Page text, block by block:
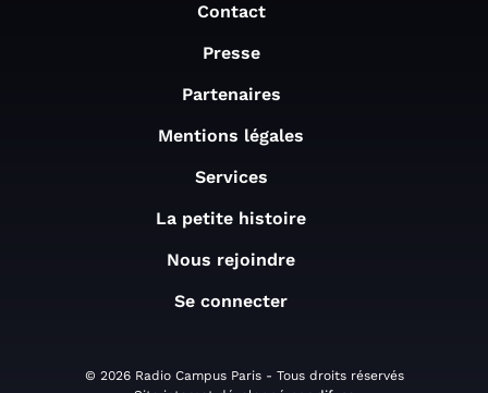
Contact
Presse
Partenaires
Mentions légales
Services
La petite histoire
Nous rejoindre
Se connecter
© 2026 Radio Campus Paris - Tous droits réservés